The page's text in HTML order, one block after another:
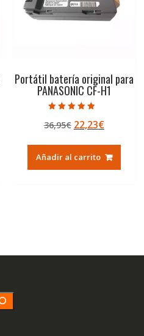
Portátil batería original para
PANASONIC CF-H1
4.50
de 5
36,95€ El
original
era:
22,23€El
actual
es:
Añadir al carrito